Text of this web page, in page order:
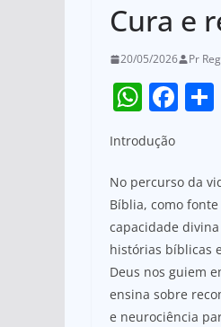
Cura e
20/05/2026 Pr
W
h
at
s
A
p
p
F
e
b
o
o
k
Introdução
No percurso da
Bíblia, como
capacidade
histórias bíblicas
Deus nos guiem
ensina sobre
e neurociência